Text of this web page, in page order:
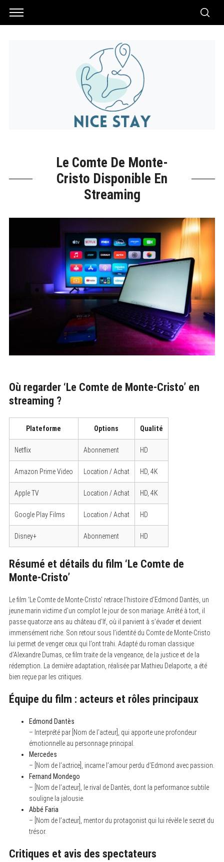
Le Comte De Monte-
Cristo Disponible En
Streaming
Où regarder ‘Le Comte de Monte-Cristo’ en
streaming ?
Plateforme Options Qualité
Netflix Abonnement HD
Amazon Prime Video Location / Achat HD, 4K
Apple TV Location / Achat HD, 4K
Google Play Films Location / Achat HD
Disney+ Abonnement HD
Résumé et détails du film ‘Le Comte de
Monte-Cristo’
Le film ‘Le Comte de Monte-Cristo’ retrace l’histoire d’Edmond Dantès, un
jeune marin victime d’un complot le jour de son mariage. Arrêté à tort, il
passe quatorze ans au château d’If, où il parvient à s’évader et devient
immensément riche. Son retour sous l’identité du Comte de Monte-Cristo
lui permet de venger ceux qui l’ont trahi. Adapté du roman classique
d’Alexandre Dumas, ce film traite de la vengeance, de la justice et de la
rédemption. La dernière adaptation, réalisée par Mathieu Delaporte, a été
bien reçue par les critiques.
Équipe du film : acteurs et rôles principaux
Edmond Dantès
– Interprété par [Nom de l’acteur], qui apporte une profondeur
émotionnelle au personnage principal.
Mercedes
– [Nom de l’actrice], incarne l’amour perdu d’Edmond avec passion.
Fernand Mondego
– [Nom de l’acteur], le rival de Dantès, dont la performance subtile
souligne la jalousie.
Abbé Faria
– [Nom de l’acteur], mentor du protagonist qui lui révèle le secret du
trésor.
Critiques et avis des spectateurs